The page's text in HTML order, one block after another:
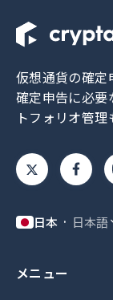
仮想通貨の確定
確定申告に必要
トフォリオ管理
日本 日本語
メニュー